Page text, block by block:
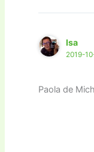
Isa
2019-
Paola de